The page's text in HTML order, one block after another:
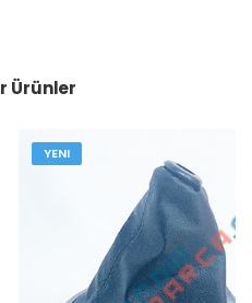
Ürünler
YENI